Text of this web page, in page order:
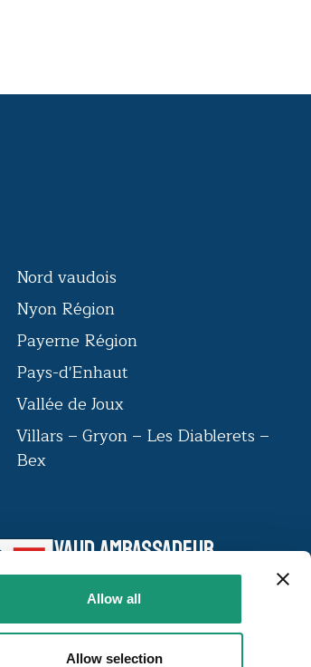
Allow all
Allow selection
Nord vaudois
Nyon Région
Payerne Région
Pays-d'Enhaut
Vallée de Joux
Villars – Gryon – Les Diablerets –
Bex
VAUD AMBASSADEUR
Le label VAUD AMBASSADEUR réunit
une communauté d’institutions,
incarnent l’excellence vaudoise et font